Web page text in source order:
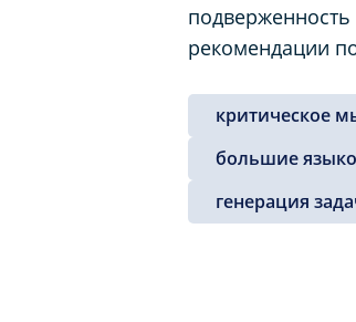
рекомендации
критическое
большие
генерация